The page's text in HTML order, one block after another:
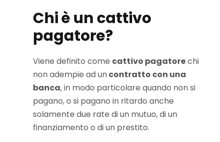
Chi è un cattivo
pagatore?
Viene definito come cattivo pagatorechi
non adempie ad uncontratto con una
banca, in modo particolare quando non si
pagano, o si pagano in ritardo anche
solamente due rate di un mutuo, di un
finanziamento o di un prestito.